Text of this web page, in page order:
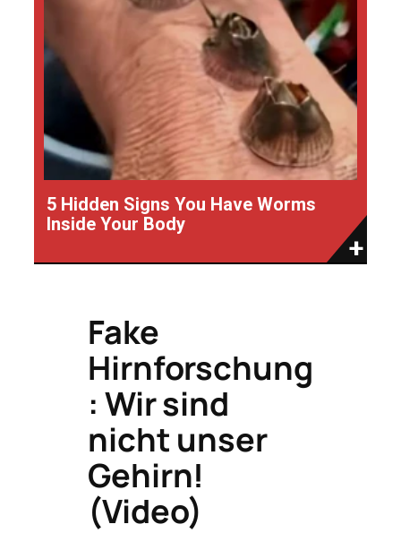
5 Hidden Signs You Have Worms
Inside Your Body
Fake
Hirnforschung
: Wir sind
nicht unser
Gehirn!
(Video)